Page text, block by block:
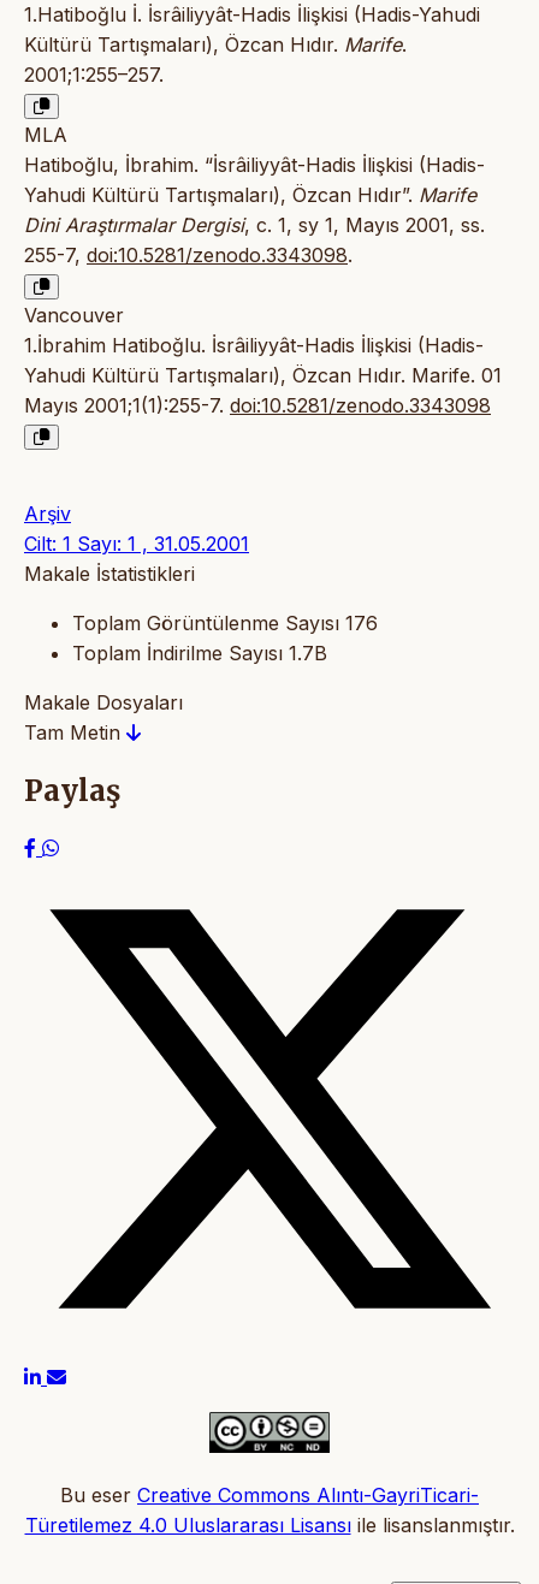
1.Hatiboğlu İ. İsrâiliyyât-Hadis İlişkisi (Hadis-Yahudi
Kültürü Tartışmaları), Özcan Hıdır. Marife.
2001;1:255–257.
MLA
Hatiboğlu, İbrahim. “İsrâiliyyât-Hadis İlişkisi (Hadis-
Yahudi Kültürü Tartışmaları), Özcan Hıdır”. Marife
Dini Araştırmalar Dergisi, c. 1, sy 1, Mayıs 2001, ss.
255-7, doi:10.5281/zenodo.3343098.
Vancouver
1.İbrahim Hatiboğlu. İsrâiliyyât-Hadis İlişkisi (Hadis-
Yahudi Kültürü Tartışmaları), Özcan Hıdır. Marife. 01
Mayıs 2001;1(1):255-7. doi:10.5281/zenodo.3343098
Arşiv
Cilt: 1 Sayı: 1 , 31.05.2001
Makale İstatistikleri
Toplam Görüntülenme Sayısı 176
Toplam İndirilme Sayısı 1.7B
Makale Dosyaları
Tam Metin
Paylaş
Bu eser Creative Commons Alıntı-GayriTicari-
Türetilemez 4.0 Uluslararası Lisansıile lisanslanmıştır.